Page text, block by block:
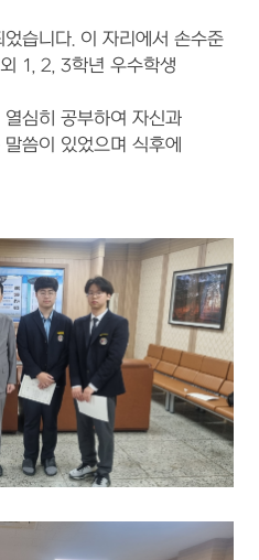
습니다. 이 자리에서 손수준
1, 2, 3학년 우수학생
심히 공부하여 자신과
씀이 있었으며 식후에